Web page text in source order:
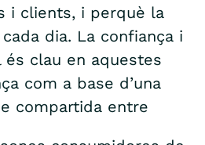
i clients, i perquè la
dia. La confiança i
clau en aquestes
com a base d’una
compartida entre